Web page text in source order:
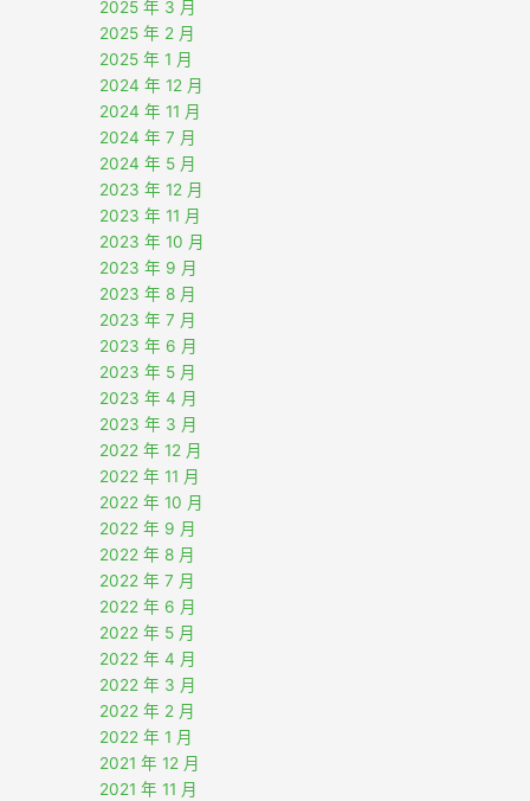
2025 年 3 月
2025 年 2 月
2025 年 1 月
2024 年 12 月
2024 年 11 月
2024 年 7 月
2024 年 5 月
2023 年 12 月
2023 年 11 月
2023 年 10 月
2023 年 9 月
2023 年 8 月
2023 年 7 月
2023 年 6 月
2023 年 5 月
2023 年 4 月
2023 年 3 月
2022 年 12 月
2022 年 11 月
2022 年 10 月
2022 年 9 月
2022 年 8 月
2022 年 7 月
2022 年 6 月
2022 年 5 月
2022 年 4 月
2022 年 3 月
2022 年 2 月
2022 年 1 月
2021 年 12 月
2021 年 11 月